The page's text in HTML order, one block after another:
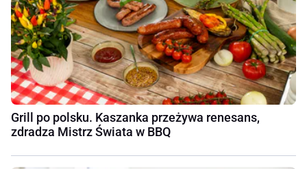
Grill po polsku. Kaszanka przeżywa renesans,
zdradza Mistrz Świata w BBQ